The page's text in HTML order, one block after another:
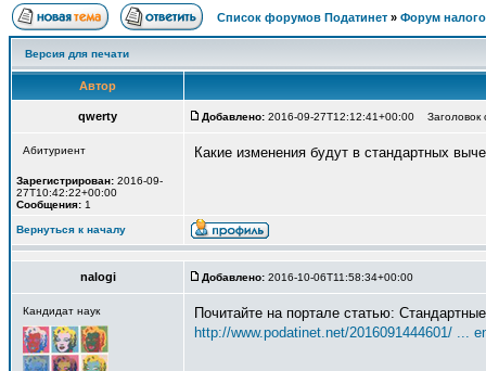
Список форумов Податинет » Форум
Версия для печати
Автор
qwerty Добавлено: 2016-09-27T12:12:41+00:00 Заголовок
Абитуриент
Зарегистрирован: 2016-09-
27T10:42:22+00:00
Сообщения: 1
Какие изменения будут в стандартных
Вернуться к началу
nalogi Добавлено: 2016-10-06T11:58:34+00:00
Кандидат наук
Почитайте на портале статью:
http://www.podatinet.net/2016091444601/ ...